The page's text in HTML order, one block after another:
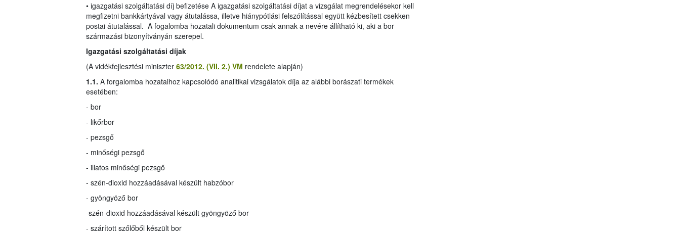
• igazgatási szolgáltatási díj befizetése A igazgatási szolgáltatási díjat a vizsgálat megrendelésekor kell
megfizetni bankkártyával vagy átutalássa, illetve hiánypótlási felszólítással együtt kézbesített csekken
postai átutalással. A fogalomba hozatali dokumentum csak annak a nevére állítható ki, aki a bor
származási bizonyítványán szerepel.
Igazgatási szolgáltatási díjak
(A vidékfejlesztési miniszter 63/2012. (VII. 2.) VM rendelete alapján)
1.1. A forgalomba hozatalhoz kapcsolódó analitikai vizsgálatok díja az alábbi borászati termékek
esetében:
- bor
- likőrbor
- pezsgő
- minőségi pezsgő
- illatos minőségi pezsgő
- szén-dioxid hozzáadásával készült habzóbor
- gyöngyöző bor
-szén-dioxid hozzáadásával készült gyöngyöző bor
- szárított szőlőből készült bor